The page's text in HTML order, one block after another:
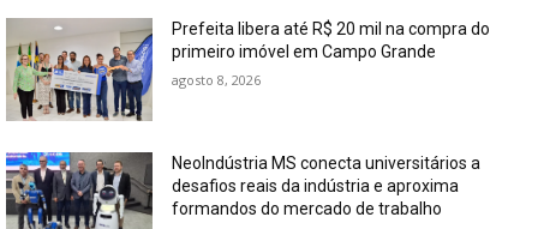
Prefeita libera até R$ 20 mil na compra do
primeiro imóvel em Campo Grande
agosto 8, 2026
NeoIndústria MS conecta universitários a
desafios reais da indústria e aproxima
formandos do mercado de trabalho